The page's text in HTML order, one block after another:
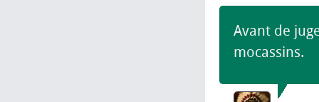
Avant de
mocassins.